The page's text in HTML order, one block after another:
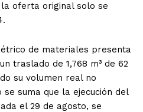
la oferta original solo se
de materiales presenta
traslado de 1,768 m³ de 62
su volumen real no
se suma que la ejecución del
el 29 de agosto, se